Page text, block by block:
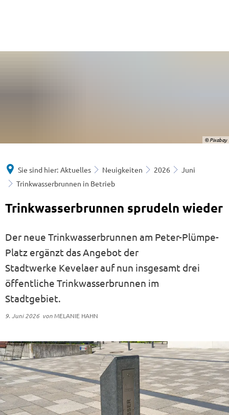
© Pixabay
Sie sind hier: Aktuelles Neuigkeiten 2026
Juni
Trinkwasserbrunnen in Betrieb
Trinkwasserbrunnen sprudeln wieder
Der neue Trinkwasserbrunnen am Peter-Plümpe-
Platz ergänzt das Angebot der
Stadtwerke Kevelaer auf nun insgesamt drei
öffentliche Trinkwasserbrunnen im
Stadtgebiet.
9. Juni 2026 von MELANIE HAHN